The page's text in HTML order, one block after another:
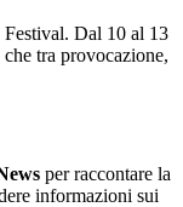
Dal 10 al 13
tra provocazione,
per raccontare la
informazioni sui